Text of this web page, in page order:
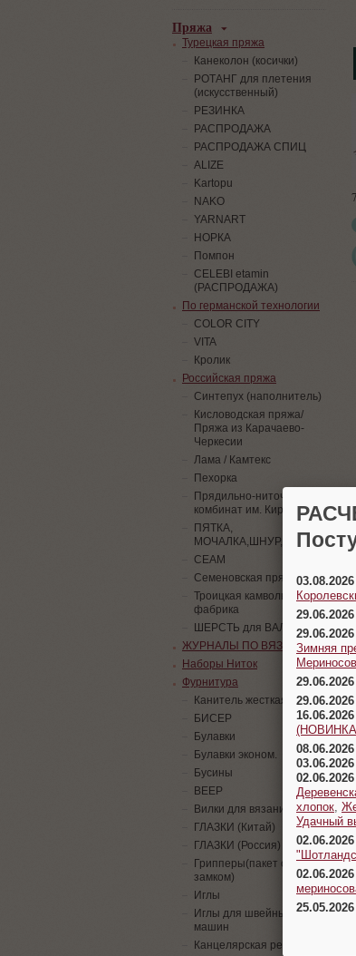
Пряжа
Турецкая пряжа
Канеколон (косички)
РОТАНГ для плетения
(искусственный)
PЕЗИНКА
РАСПРОДАЖА
РАСПРОДАЖА СПИЦ
ALIZE
Kartopu
NAKO
YARNART
НОРКА
Помпон
СELEBI etamin
(РАСПРОДАЖА)
По германской технологии
COLOR CITY
VITA
Кролик
Российская пряжа
Синтепух (наполнитель)
Кисловодская пряжа/
Пряжа из Карачаево-
Черкесии
Лама / Камтекс
Пехорка
Прядильно-ниточный
комбинат им. Кирова
ПЯТКА,
МОЧАЛКА,ШНУР,ПАЙЕТКИ
СЕАМ
Семеновская пряжа
Троицкая камвольная
фабрика
ШЕРСТЬ для ВАЛЯНИЯ
ЖУРНАЛЫ ПО ВЯЗАНИЮ
Наборы Ниток
Фурнитура
Канитель жесткая
БИСЕР
Булавки
Булавки эконом.
Бусины
ВЕЕР
Вилки для вязания
ГЛАЗКИ (Китай)
ГЛАЗКИ (Россия)
Грипперы(пакет с
замком)
Иглы
Иглы для швейных
машин
Канцелярская резинка
Зимняя
хлопок
Удачный